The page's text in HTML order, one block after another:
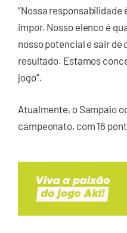
“Nossa responsabilidade
impor. Nosso elenco é
nosso potencial e sair de
resultado. Estamos
jogo”.
Atualmente, o Sampaio
campeonato, com 16